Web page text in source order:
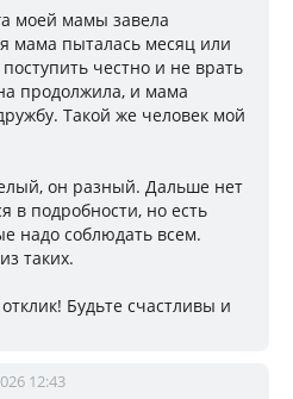
моей мамы завела
мама пыталась месяц или
честно и не врать
продолжила, и мама
Такой же человек мой
он разный. Дальше нет
в подробности, но есть
надо соблюдать всем.
таких.
Будьте счастливы и
12:43